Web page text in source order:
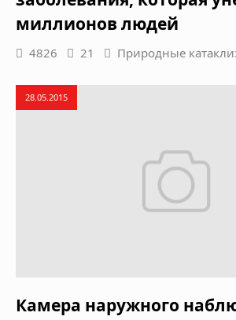
миллионов людей
4826 21 Природные
28.05.2015
Камера наружного